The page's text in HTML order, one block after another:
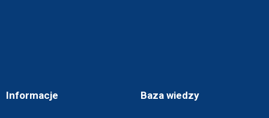
Informacje Baza wiedzy